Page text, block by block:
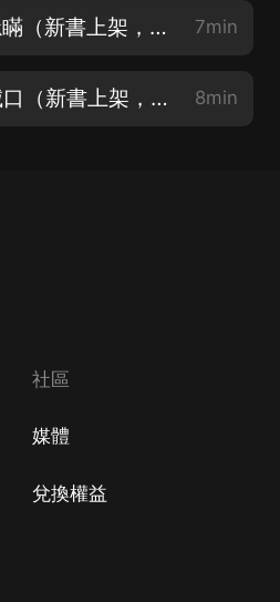
星月與神 007集 隱瞞（新書上架，求訂閱分享月票，啵唧~） 7min
星月與神 008集 滅口（新書上架，求訂閱分享月票，啵唧~） 8min
社區
媒體
兌換權益